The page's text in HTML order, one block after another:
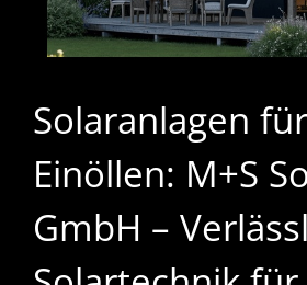
Solaranlagen für
Einöllen: M+S
GmbH –